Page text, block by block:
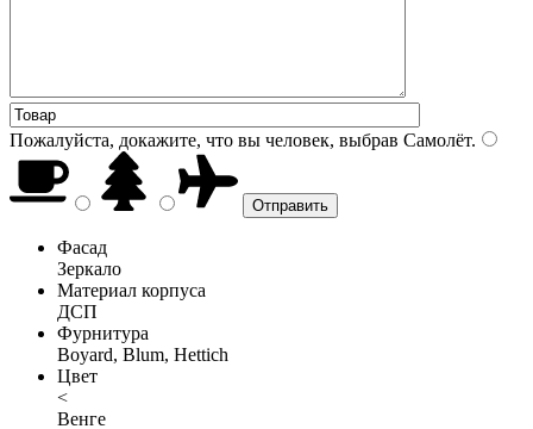
Пожалуйста, докажите, что вы человек, выбрав Самолёт.
Фасад
Зеркало
Материал корпуса
ДСП
Фурнитура
Boyard, Blum, Hettich
Цвет
<
Венге